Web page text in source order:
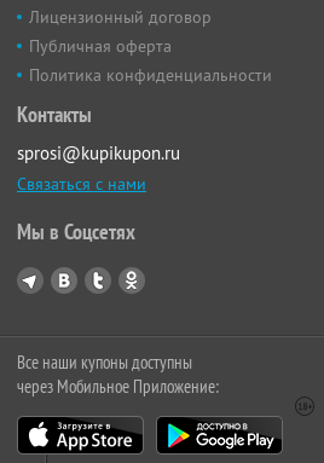
Лицензионный договор
Публичная оферта
Политика конфиденциальности
Контакты
sprosi@kupikupon.ru
Связаться с нами
Мы в Соцсетях
Все наши купоны доступны
через Мобильное Приложение: